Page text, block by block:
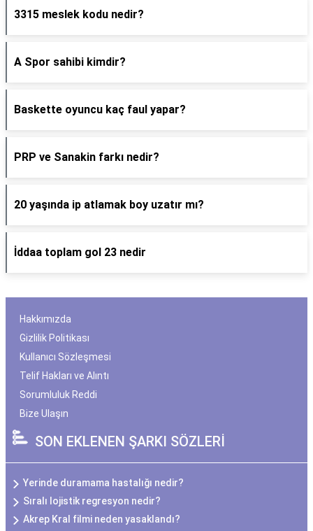
3315 meslek kodu nedir?
A Spor sahibi kimdir?
Baskette oyuncu kaç faul yapar?
PRP ve Sanakin farkı nedir?
20 yaşında ip atlamak boy uzatır mı?
İddaa toplam gol 23 nedir
Hakkımızda
Gizlilik Politikası
Kullanıcı Sözleşmesi
Telif Hakları ve Alıntı
Sorumluluk Reddi
Bize Ulaşın
SON EKLENEN ŞARKI SÖZLERİ
Yerinde duramama hastalığı nedir?
Sıralı lojistik regresyon nedir?
Akrep Kral filmi neden yasaklandı?